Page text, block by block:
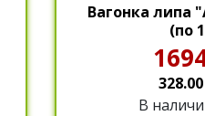
Вагонка липа
(по
328.00
В